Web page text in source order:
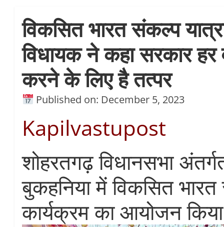
विकसित भारत संकल्प
विधायक ने कहा सरकार हर
करने के लिए है तत्पर
Published on: December 5, 2023
Kapilvastupost
शोहरतगढ़ विधानसभा
बुकहनिया में विकसित
कार्यक्रम का आयोजन